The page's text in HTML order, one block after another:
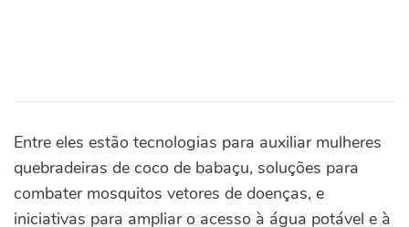
Entre eles estão tecnologias para auxiliar mulheres
quebradeiras de coco de babaçu, soluções para
combater mosquitos vetores de doenças, e
iniciativas para ampliar o acesso à água potável e à